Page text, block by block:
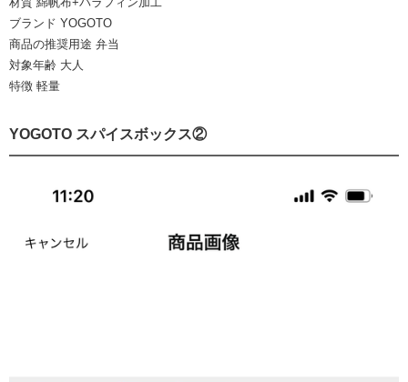
ブランド YOGOTO
商品の推奨用途 弁当
対象年齢 大人
特徴 軽量
YOGOTO スパイスボックス②